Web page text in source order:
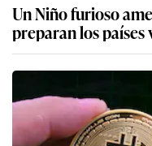
Un Niño furioso
preparan los países